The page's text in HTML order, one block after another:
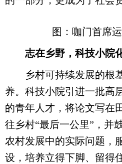
图：咖门首席运
志在乡野，科技小院
乡村可持续发展的根
养。科技小院引进一批高
的青年人才，将论文写在
往乡村“最后一公里”，并
农村发展中的实际问题，
设，培养立得下脚、留得